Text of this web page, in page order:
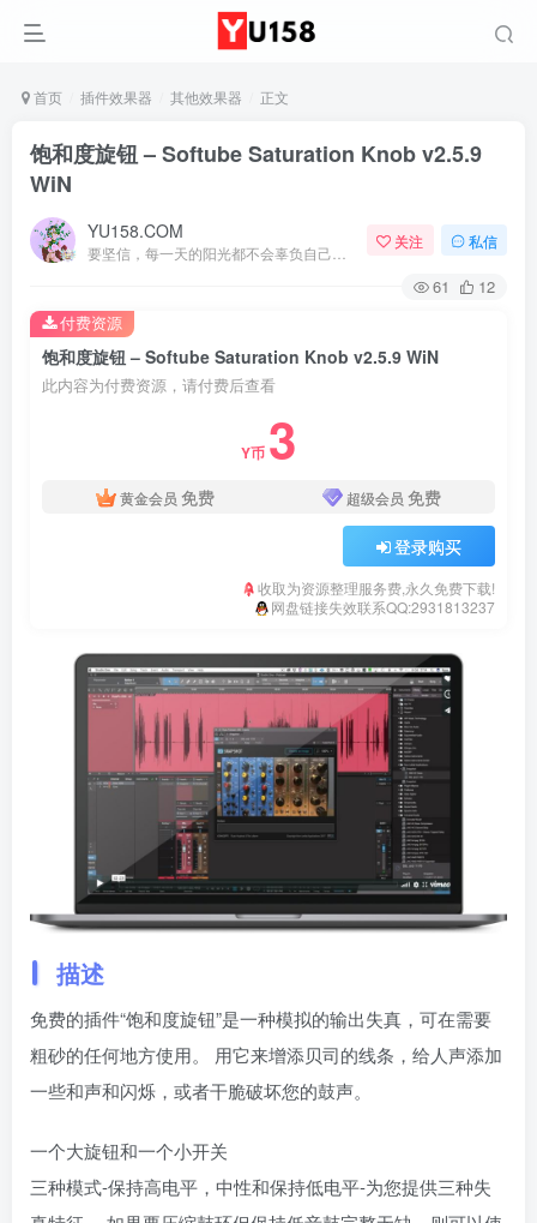
首页 插件效果器 其他效果器 正文
饱和度旋钮 – Softube Saturation Knob v2.5.9
WiN
YU158.COM 关注 私信
61 12
饱和度旋钮 – Softube Saturation Knob v2.5.9 WiN
此内容为付费资源，请付费后查看
Y币 3
黄金会员 免费 超级会员 免费
登录购买
收取为资源整理服务费,永久免费下载!
网盘链接失效联系QQ:2931813237
付费资源
描述
免费的插件“饱和度旋钮”是一种模拟的输出失真，可在需要
粗砂的任何地方使用。 用它来增添贝司的线条，给人声添加
一些和声和闪烁，或者干脆破坏您的鼓声。
一个大旋钮和一个小开关
三种模式-保持高电平，中性和保持低电平-为您提供三种失